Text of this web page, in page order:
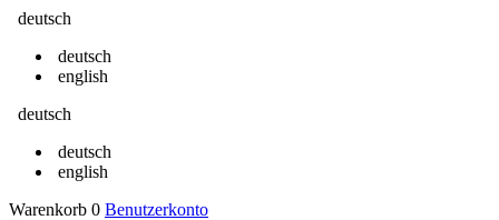
deutsch
deutsch
english
deutsch
deutsch
english
Warenkorb 0 Benutzerkonto